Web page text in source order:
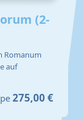
(2-
Romanum
auf
275,00 €